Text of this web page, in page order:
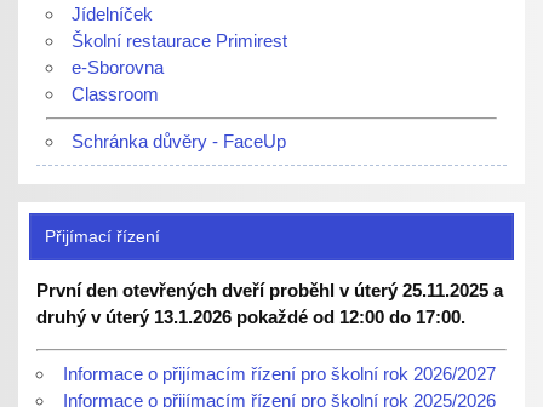
Jídelníček
Školní restaurace Primirest
e-Sborovna
Classroom
Schránka důvěry - FaceUp
Přijímací řízení
První den otevřených dveří proběhl v úterý 25.11.2025 a
druhý v úterý 13.1.2026 pokaždé od 12:00 do 17:00.
Informace o přijímacím řízení pro školní rok 2026/2027
Informace o přijímacím řízení pro školní rok 2025/2026